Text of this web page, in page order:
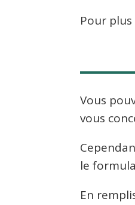
Pour
Vous
vous
le
En